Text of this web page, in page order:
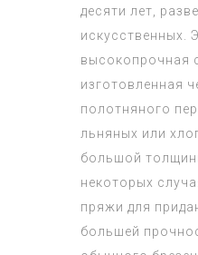
десяти лет,
искусственных.
высокопрочная
изготовленная
полотняного
льняных или
большой
некоторых
пряжи для
большей